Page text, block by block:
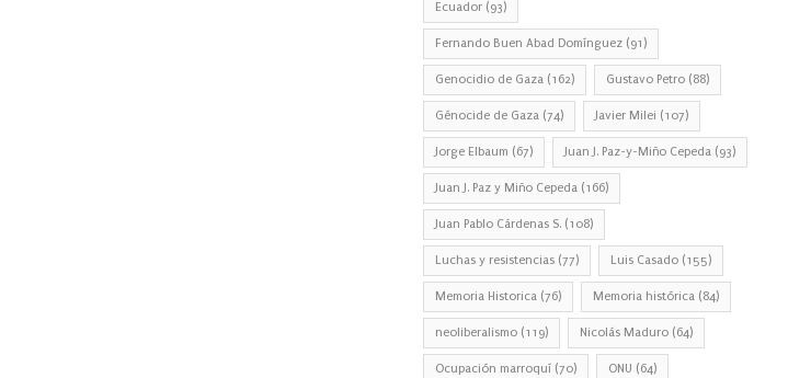
Ecuador (93)
Fernando Buen Abad Domínguez (91)
Genocidio de Gaza (162) Gustavo Petro (88)
Génocide de Gaza (74) Javier Milei (107)
Jorge Elbaum (67) Juan J. Paz-y-Miño Cepeda (93)
Juan J. Paz y Miño Cepeda (166)
Juan Pablo Cárdenas S. (108)
Luchas y resistencias (77) Luis Casado (155)
Memoria Historica (76) Memoria histórica (84)
neoliberalismo (119) Nicolás Maduro (64)
Ocupación marroquí (70) ONU (64)